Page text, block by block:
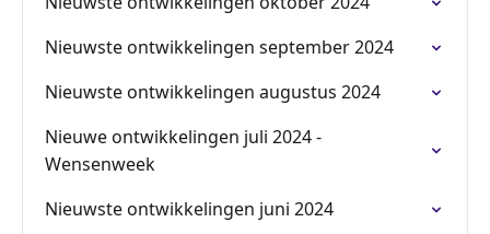
Nieuwste ontwikkelingen september 2024
Nieuwste ontwikkelingen augustus 2024
Nieuwe ontwikkelingen juli 2024 -
Wensenweek
Nieuwste ontwikkelingen juni 2024